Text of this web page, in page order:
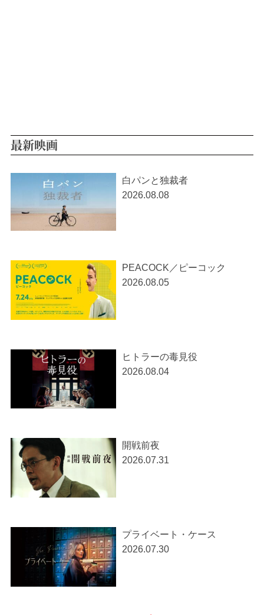
最新映画
白パンと独裁者
2026.08.08
PEACOCK／ピーコック
2026.08.05
ヒトラーの毒見役
2026.08.04
開戦前夜
2026.07.31
プライベート・ケース
2026.07.30